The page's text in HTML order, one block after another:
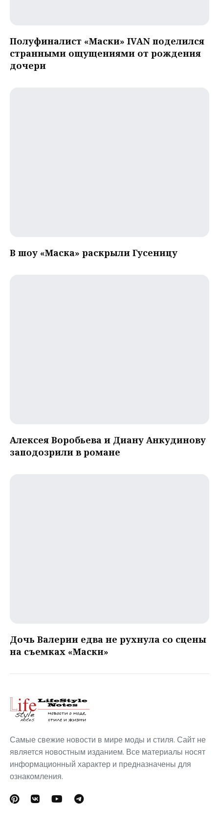
Полуфиналист «Маски» IVAN поделился
странными ощущениями от рождения
дочери
В шоу «Маска» раскрыли Гусеницу
Алексея Воробьева и Диану Анкудинову
заподозрили в романе
Дочь Валерии едва не рухнула со сцены
на съемках «Маски»
Самые свежие новости в мире моды и стиля. Сайт не
является новостным изданием. Все материалы носят
информационный характер и предназначены для
ознакомления.